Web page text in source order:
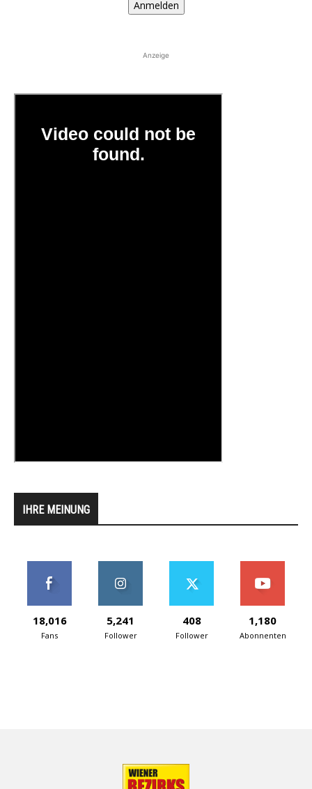
Anmelden
Anzeige
IHRE MEINUNG
18,016
Fans
5,241
Follower
408
Follower
1,180
Abonnenten